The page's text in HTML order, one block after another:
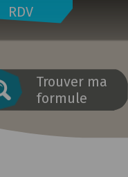
RDV
Trouver ma
formule